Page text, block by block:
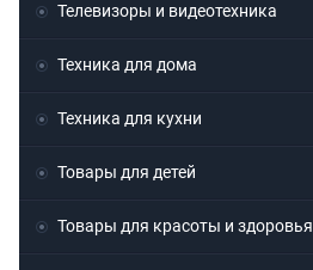
Телевизоры и видеотехника
Техника для дома
Техника для кухни
Товары для детей
Товары для красоты и здоровья